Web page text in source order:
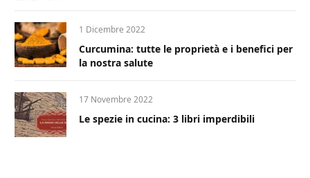
1 Dicembre 2022
Curcumina: tutte le proprietà e i benefici per
la nostra salute
17 Novembre 2022
Le spezie in cucina: 3 libri imperdibili